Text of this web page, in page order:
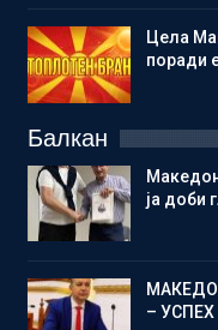
Цела
поради
Балкан
ја доби
–